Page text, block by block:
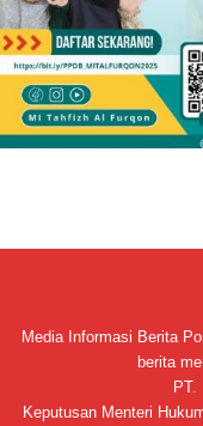
Media Informasi Berita
berita
PT.
Keputusan Menteri